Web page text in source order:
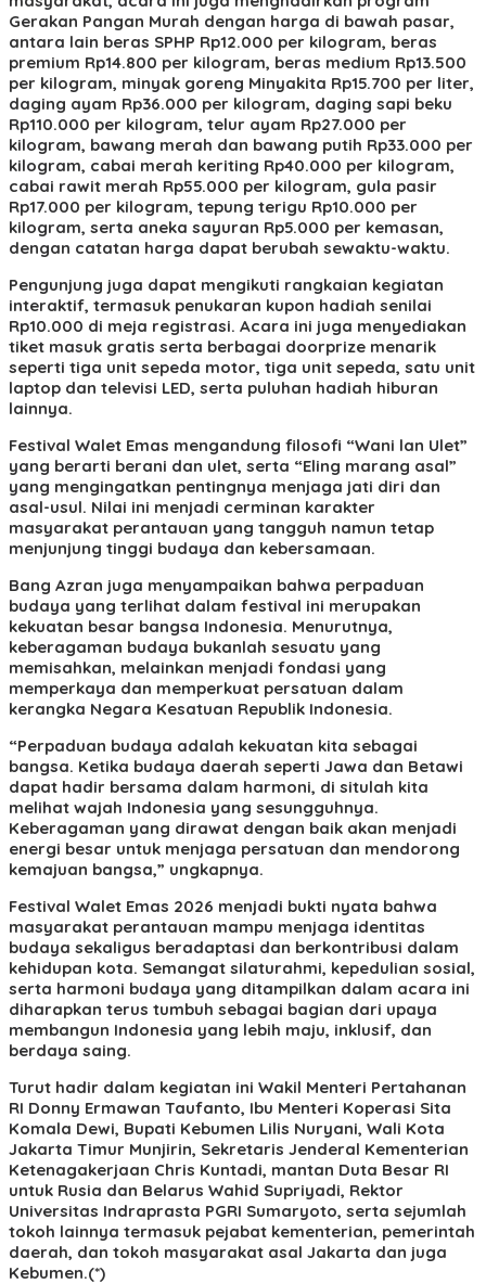
Gerakan Pangan Murah dengan harga di bawah pasar,
antara lain beras SPHP Rp12.000 per kilogram, beras
premium Rp14.800 per kilogram, beras medium Rp13.500
per kilogram, minyak goreng Minyakita Rp15.700 per liter,
daging ayam Rp36.000 per kilogram, daging sapi beku
Rp110.000 per kilogram, telur ayam Rp27.000 per
kilogram, bawang merah dan bawang putih Rp33.000 per
kilogram, cabai merah keriting Rp40.000 per kilogram,
cabai rawit merah Rp55.000 per kilogram, gula pasir
Rp17.000 per kilogram, tepung terigu Rp10.000 per
kilogram, serta aneka sayuran Rp5.000 per kemasan,
dengan catatan harga dapat berubah sewaktu-waktu.
Pengunjung juga dapat mengikuti rangkaian kegiatan
interaktif, termasuk penukaran kupon hadiah senilai
Rp10.000 di meja registrasi. Acara ini juga menyediakan
tiket masuk gratis serta berbagai doorprize menarik
seperti tiga unit sepeda motor, tiga unit sepeda, satu unit
laptop dan televisi LED, serta puluhan hadiah hiburan
lainnya.
Festival Walet Emas mengandung filosofi “Wani lan Ulet”
yang berarti berani dan ulet, serta “Eling marang asal”
yang mengingatkan pentingnya menjaga jati diri dan
asal-usul. Nilai ini menjadi cerminan karakter
masyarakat perantauan yang tangguh namun tetap
menjunjung tinggi budaya dan kebersamaan.
Bang Azran juga menyampaikan bahwa perpaduan
budaya yang terlihat dalam festival ini merupakan
kekuatan besar bangsa Indonesia. Menurutnya,
keberagaman budaya bukanlah sesuatu yang
memisahkan, melainkan menjadi fondasi yang
memperkaya dan memperkuat persatuan dalam
kerangka Negara Kesatuan Republik Indonesia.
“Perpaduan budaya adalah kekuatan kita sebagai
bangsa. Ketika budaya daerah seperti Jawa dan Betawi
dapat hadir bersama dalam harmoni, di situlah kita
melihat wajah Indonesia yang sesungguhnya.
Keberagaman yang dirawat dengan baik akan menjadi
energi besar untuk menjaga persatuan dan mendorong
kemajuan bangsa,” ungkapnya.
Festival Walet Emas 2026 menjadi bukti nyata bahwa
masyarakat perantauan mampu menjaga identitas
budaya sekaligus beradaptasi dan berkontribusi dalam
kehidupan kota. Semangat silaturahmi, kepedulian sosial,
serta harmoni budaya yang ditampilkan dalam acara ini
diharapkan terus tumbuh sebagai bagian dari upaya
membangun Indonesia yang lebih maju, inklusif, dan
berdaya saing.
Turut hadir dalam kegiatan ini Wakil Menteri Pertahanan
RI Donny Ermawan Taufanto, Ibu Menteri Koperasi Sita
Komala Dewi, Bupati Kebumen Lilis Nuryani, Wali Kota
Jakarta Timur Munjirin, Sekretaris Jenderal Kementerian
Ketenagakerjaan Chris Kuntadi, mantan Duta Besar RI
untuk Rusia dan Belarus Wahid Supriyadi, Rektor
Universitas Indraprasta PGRI Sumaryoto, serta sejumlah
tokoh lainnya termasuk pejabat kementerian, pemerintah
daerah, dan tokoh masyarakat asal Jakarta dan juga
Kebumen.(*)